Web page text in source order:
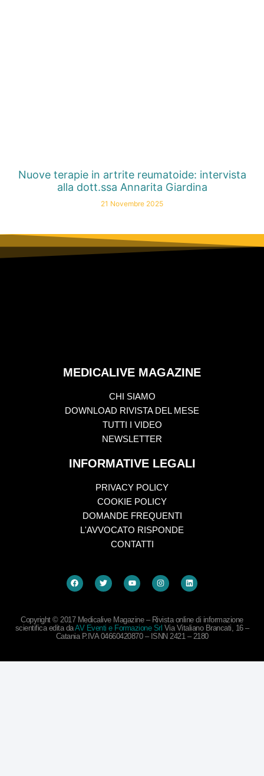
Nuove terapie in artrite reumatoide: intervista
alla dott.ssa Annarita Giardina
21 Novembre 2025
MEDICALIVE MAGAZINE
CHI SIAMO
DOWNLOAD RIVISTA DEL MESE
TUTTI I VIDEO
NEWSLETTER
INFORMATIVE LEGALI
PRIVACY POLICY
COOKIE POLICY
DOMANDE FREQUENTI
L'AVVOCATO RISPONDE
CONTATTI
Copyright © 2017 Medicalive Magazine – Rivista online di informazione
scientifica edita daAV Eventi e Formazione Srl Via Vitaliano Brancati, 16 –
Catania P.IVA 04660420870 – ISNN 2421 – 2180